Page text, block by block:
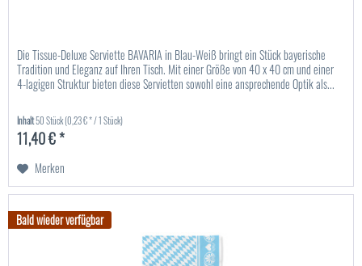
Die Tissue-Deluxe Serviette BAVARIA in Blau-Weiß bringt ein Stück bayerische
Tradition und Eleganz auf Ihren Tisch. Mit einer Größe von 40 x 40 cm und einer
4-lagigen Struktur bieten diese Servietten sowohl eine ansprechende Optik als...
Inhalt50 Stück(0,23 € * / 1 Stück)
11,40 € *
Merken
Bald wieder verfügbar